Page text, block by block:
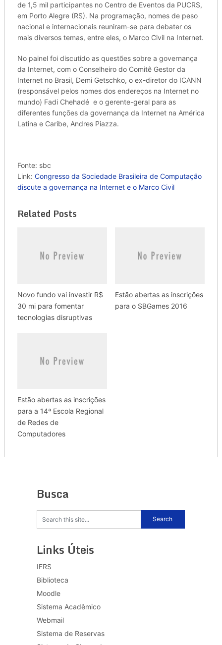
de 1,5 mil participantes no Centro de Eventos da PUCRS,
em Porto Alegre (RS). Na programação, nomes de peso
nacional e internacionais reuniram-se para debater os
mais diversos temas, entre eles, o Marco Civil na Internet.
No painel foi discutido as questões sobre a governança
da Internet, com o Conselheiro do Comitê Gestor da
Internet no Brasil, Demi Getschko, o ex-diretor do ICANN
(responsável pelos nomes dos endereços na Internet no
mundo) Fadi Chehadé e o gerente-geral para as
diferentes funções da governança da Internet na América
Latina e Caribe, Andres Piazza.
Fonte: sbc
Link: Congresso da Sociedade Brasileira de Computação
discute a governança na Internet e o Marco Civil
Related Posts
Novo fundo vai investir R$
30 mi para fomentar
tecnologias disruptivas
Estão abertas as inscrições
para o SBGames 2016
Estão abertas as inscrições
para a 14ª Escola Regional
de Redes de
Computadores
Busca
Links Úteis
IFRS
Biblioteca
Moodle
Sistema Acadêmico
Webmail
Sistema de Reservas